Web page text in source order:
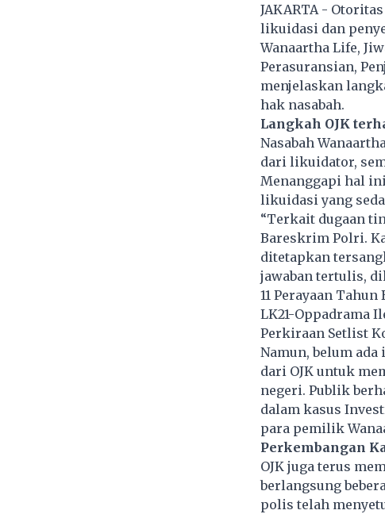
JAKARTA -
likuidasi dan
Wanaartha Life,
Perasuransian,
menjelaskan
hak nasabah.
Langkah OJK
Nasabah
dari likuidator,
Menanggapi hal
likuidasi yang
“Terkait dugaan
Bareskrim Polri.
ditetapkan
jawaban tertulis,
11 Perayaan
LK21-Oppadrama
Perkiraan Setlist
Namun, belum
dari OJK untuk
negeri. Publik
dalam kasus
para pemilik
Perkembangan
OJK juga terus
berlangsung
polis telah